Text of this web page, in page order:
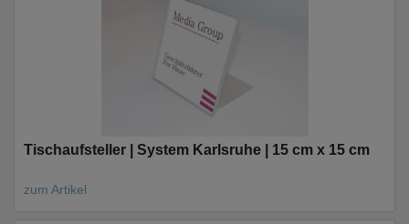
Tischaufsteller | System Karlsruhe | 15 cm x 15 cm
zum Artikel